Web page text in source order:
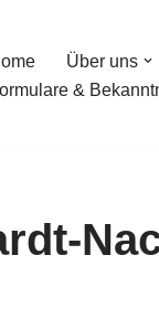
Über uns
&